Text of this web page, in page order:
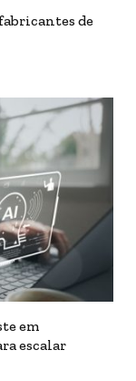
de
em
escalar